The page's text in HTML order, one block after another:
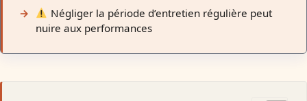
Négliger la période d’entretien régulière peut
nuire aux performances